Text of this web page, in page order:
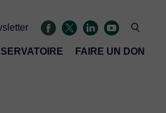
FAIRE UN DON